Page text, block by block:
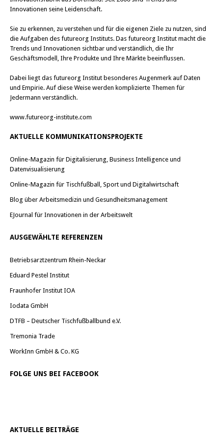
Innovationen seine Leidenschaft.
Sie zu erkennen, zu verstehen und für die eigenen Ziele zu nutzen, sind
die Aufgaben des futureorg Instituts. Das futureorg Institut macht die
Trends und Innovationen sichtbar und verständlich, die Ihr
Geschäftsmodell, Ihre Produkte und Ihre Märkte beeinflussen.
Dabei liegt das futureorg Institut besonderes Augenmerk auf Daten
und Empirie. Auf diese Weise werden komplizierte Themen für
Jedermann verständlich.
www.futureorg-institute.com
AKTUELLE KOMMUNIKATIONSPROJEKTE
Online-Magazin für Digitalisierung, Business Intelligence und
Datenvisualisierung
Online-Magazin für Tischfußball, Sport und Digitalwirtschaft
Blog über Arbeitsmedizin und Gesundheitsmanagement
EJournal für Innovationen in der Arbeitswelt
AUSGEWÄHLTE REFERENZEN
Betriebsarztzentrum Rhein-Neckar
Eduard Pestel Institut
Fraunhofer Institut IOA
Iodata GmbH
DTFB – Deutscher Tischfußballbund e.V.
Tremonia Trade
WorkInn GmbH & Co. KG
FOLGE UNS BEI FACEBOOK
AKTUELLE BEITRÄGE